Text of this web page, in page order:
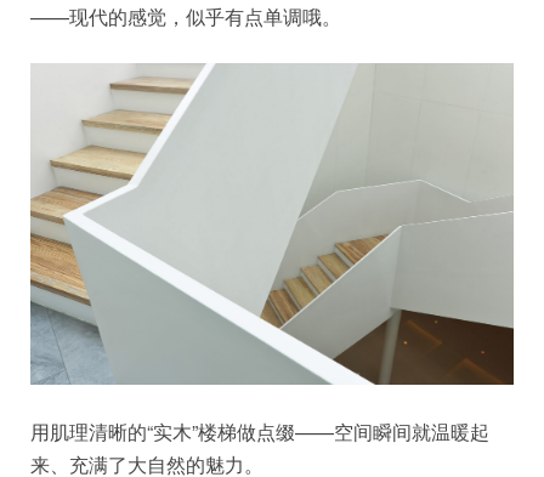
——现代的感觉，似乎有点单调哦。
用肌理清晰的“实木”楼梯做点缀——空间瞬间就温暖起
来、充满了大自然的魅力。